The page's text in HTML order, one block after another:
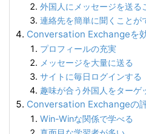
外国人にメッセージを送る
連絡先を簡単に聞くことが
Conversation Exchangeを
プロフィールの充実
メッセージを大量に送る
サイトに毎日ログインする
趣味が合う外国人をターゲ
Conversation Exchangeの
Win-Winな関係で学べる